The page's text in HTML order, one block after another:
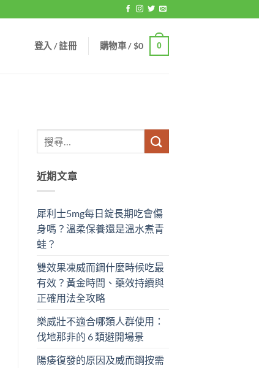
登入 / 註冊 購物車 /$0 0
近期文章
犀利士5mg每日錠長期吃會傷
身嗎？溫柔保養還是溫水煮青
蛙？
雙效果凍威而鋼什麼時候吃最
有效？黃金時間、藥效持續與
正確用法全攻略
樂威壯不適合哪類人群使用：
伐地那非的 6 類避開場景
陽痿復發的原因及威而鋼按需